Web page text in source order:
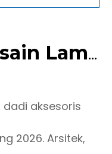
2026 Top 10 Desain Lampu Tembok LED Outdoor Kreatif kanggo Proyek Lanskap & Perhotelan
aksesoris
2026. Arsitek,